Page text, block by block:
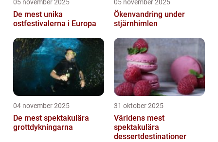
05 november 2025
De mest unika
ostfestivalerna i Europa
05 november 2025
Ökenvandring under
stjärnhimlen
04 november 2025
De mest spektakulära
grottdykningarna
31 oktober 2025
Världens mest
spektakulära
dessertdestinationer